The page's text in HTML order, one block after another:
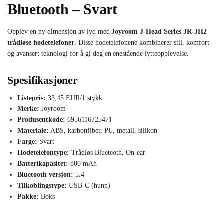
Bluetooth – Svart
Opplev en ny dimensjon av lyd med Joyroom J-Head Series JR-JH2
trådløse hodetelefoner . Disse hodetelefonene kombinerer stil, komfort
og avansert teknologi for å gi deg en enestående lytteopplevelse.
Spesifikasjoner
Listepris: 33,45 EUR/1 stykk
Merke: Joyroom
Produsentkode: 6956116725471
Materiale: ABS, karbonfiber, PU, metall, silikon
Farge: Svart
Hodetelefontype: Trådløs Bluetooth, On-ear
Batterikapasitet: 800 mAh
Bluetooth versjon: 5.4
Tilkoblingstype: USB-C (hunn)
Pakke: Boks